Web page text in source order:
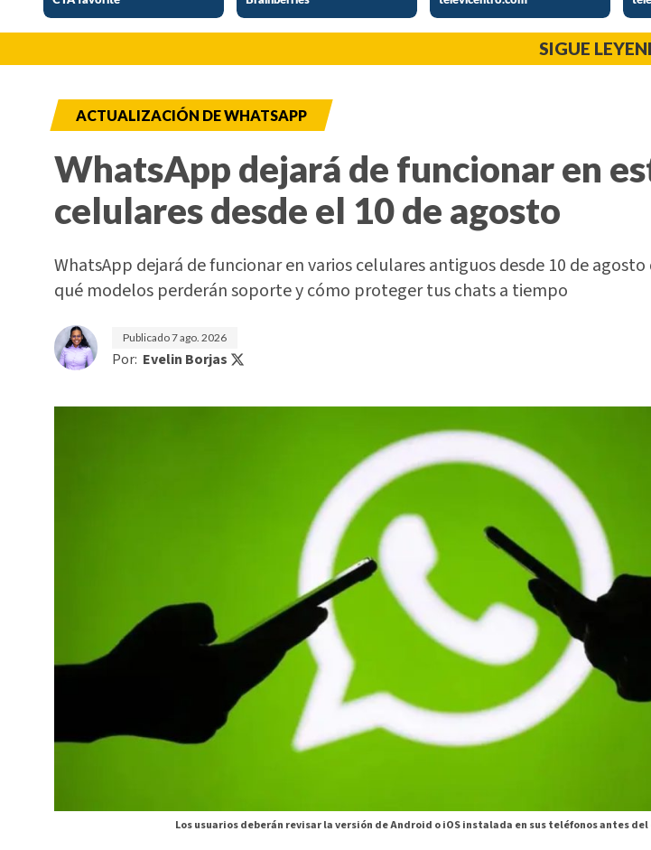
SIGUE
ACTUALIZACIÓN DE WHATSAPP
WhatsApp dejará de funcionar en
celulares desde el 10 de agosto
WhatsApp dejará de funcionar en varios celulares antiguos desde 10 de agosto
qué modelos perderán soporte y cómo proteger tus chats a tiempo
Publicado7 ago. 2026
Por: Evelin Borjas
Los usuarios deberán revisar la versión de Android o iOS instalada en sus teléfonos antes del